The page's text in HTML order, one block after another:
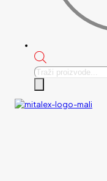
Products